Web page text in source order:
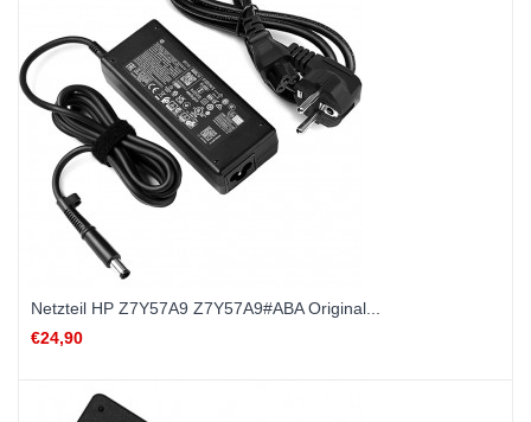
Netzteil HP Z7Y57A9 Z7Y57A9#ABA Original...
€24,90